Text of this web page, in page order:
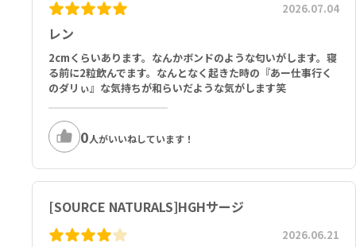
g、L-グルタミン 500 mg、L-オルニチン塩酸塩 500 mg、アセチル-
L-カルニチン塩酸塩 450 mg、グリシン 400 mg、ガンマ-アミノ酪酸
（GABA） 350 mg、L-シトルリン 250 mg、ジメチルアミノエタノ
ール（DMAE）（重酒石酸塩として） 100 mg、イチョウ葉エキス
（フラボングリコシド24%＆テルペンラクトン6%） 100 mg、ハッ
ショウマメ標準化エキス60%（L-ドパ45mgを産生） 75 mg、5-ヒ
ドロキシトリプトファン（5-HTP） 50 mg、ヒュペルジンA（トウゲ
シバ全草エキス由来） 50 mcg
その他の成分：珪質化結晶セルロース、ヒドロキシプロピルセルロー
ス、ステアリン酸、シリカ、ステアリン酸マグネシウム
レン
2026.07.04
2cmくらいあります。なんかボンドのような匂いがします。寝
る前に2粒飲んでます。なんとなく起きた時の『あー仕事行く
のダリぃ』な気持ちが和らいだような気がします笑
0人がいいねしています！
[SOURCE NATURALS]HGHサージ
2026.06.21